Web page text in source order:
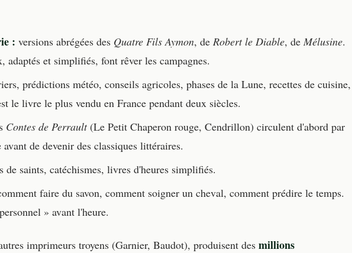
: versions abrégées des Quatre Fils Aymon, de Robert le Diable, de Mélusine.
adaptés et simplifiés, font rêver les campagnes.
prédictions météo, conseils agricoles, phases de la Lune, recettes de cuisine,
le livre le plus vendu en France pendant deux siècles.
Contes de Perrault(Le Petit Chaperon rouge, Cendrillon) circulent d'abord par
de devenir des classiques littéraires.
de saints, catéchismes, livres d'heures simplifiés.
faire du savon, comment soigner un cheval, comment prédire le temps.
» avant l'heure.
imprimeurs troyens (Garnier, Baudot), produisent des millions